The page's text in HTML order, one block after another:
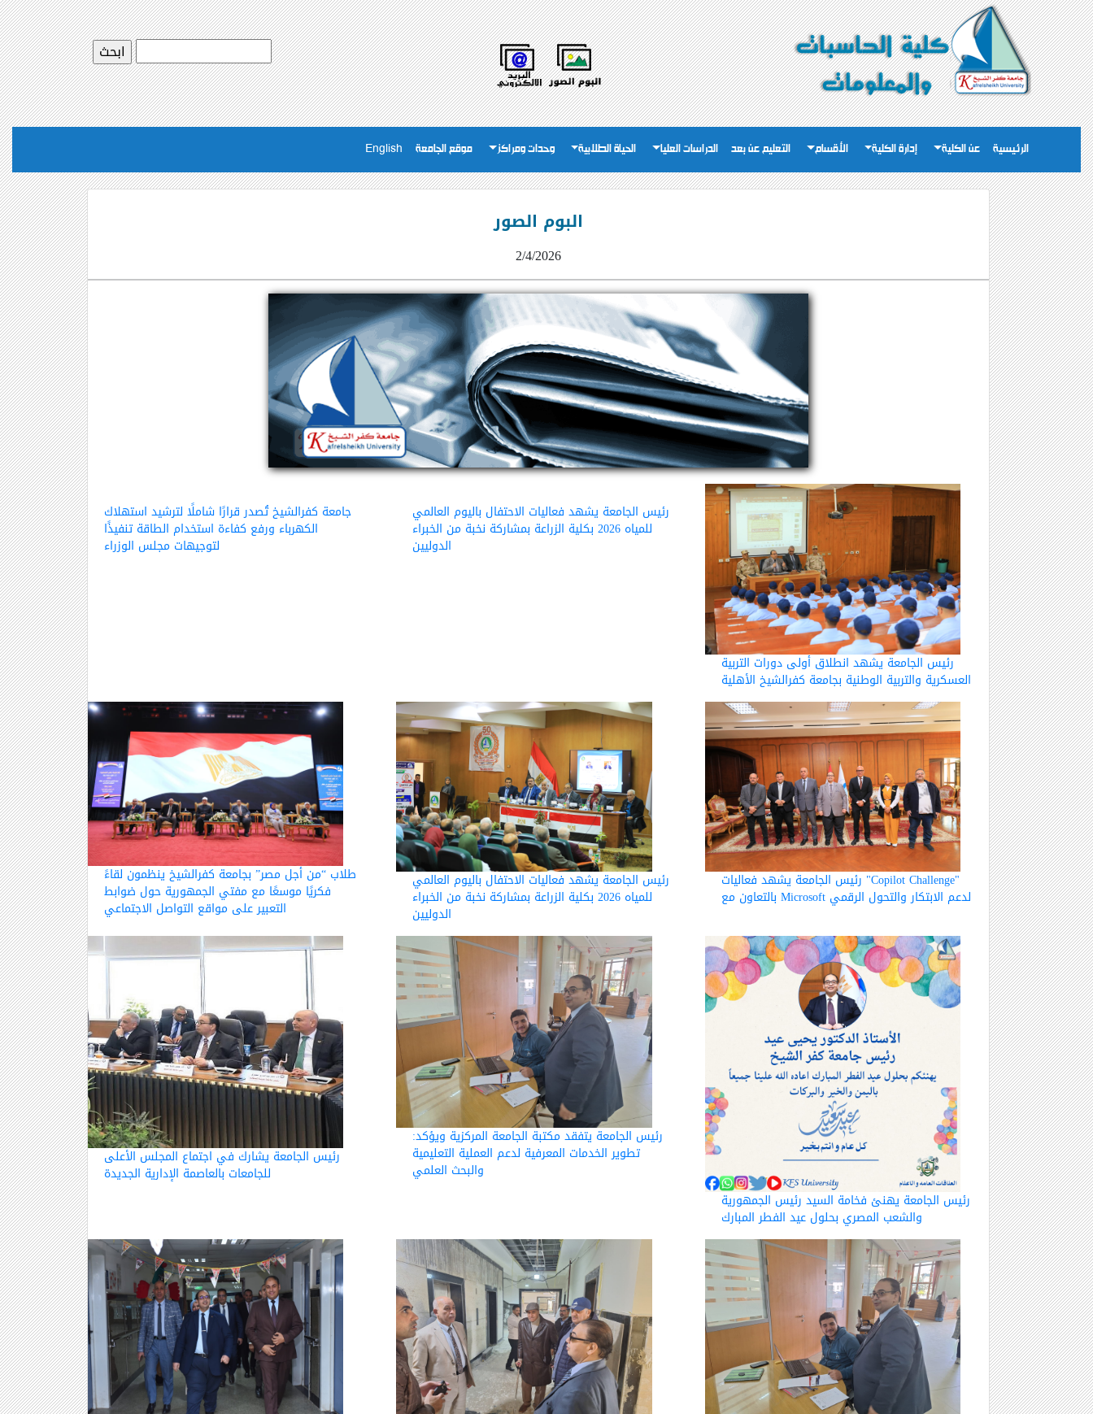
الرئيسية عن الكلية إدارة الكلية الأقسام التعليم عن بعد الدراسات العليا الحياة الطلابية وحدات ومراكز موقع الجامعة English
البوم الصور
2/4/2026
جامعة كفرالشيخ تُصدر قرارًا شاملًا لترشيد استهلاك
الكهرباء ورفع كفاءة استخدام الطاقة تنفيذًا
لتوجيهات مجلس الوزراء
رئيس الجامعة يشهد فعاليات الاحتفال باليوم العالمي
للمياه 2026 بكلية الزراعة بمشاركة نخبة من الخبراء
الدوليين
رئيس الجامعة يشهد انطلاق أولى دورات التربية
العسكرية والتربية الوطنية بجامعة كفرالشيخ الأهلية
طلاب “من أجل مصر” بجامعة كفرالشيخ ينظمون لقاءً
فكريًا موسعًا مع مفتي الجمهورية حول ضوابط
التعبير على مواقع التواصل الاجتماعي
رئيس الجامعة يشهد فعاليات الاحتفال باليوم العالمي
للمياه 2026 بكلية الزراعة بمشاركة نخبة من الخبراء
الدوليين
رئيس الجامعة يشهد فعاليات "Copilot Challenge"
بالتعاون مع Microsoft لدعم الابتكار والتحول الرقمي
رئيس الجامعة يشارك في اجتماع المجلس الأعلى
للجامعات بالعاصمة الإدارية الجديدة
رئيس الجامعة يتفقد مكتبة الجامعة المركزية ويؤكد:
تطوير الخدمات المعرفية لدعم العملية التعليمية
والبحث العلمي
رئيس الجامعة يهنئ فخامة السيد رئيس الجمهورية
والشعب المصري بحلول عيد الفطر المبارك